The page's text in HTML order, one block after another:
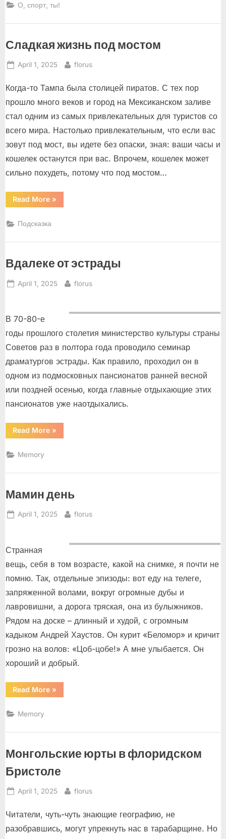
О, спорт, ты!
Сладкая жизнь под мостом
Posted
April 1, 2025 By
florus
Когда-то Тампа была столицей пиратов. С тех пор
прошло много веков и город на Мексиканском заливе
стал одним из самых привлекательных для туристов со
всего мира. Настолько привлекательным, что если вас
зовут под мост, вы идете без опаски, зная: ваши часы и
кошелек останутся при вас. Впрочем, кошелек может
сильно похудеть, потому что под мостом…
Read More“Сладкая
жизнь
»
Подсказка
Вдалеке от эстрады
Posted
April 1, 2025 By
florus
В 70-80-е
годы прошлого столетия министерство культуры страны
Советов раз в полтора года проводило семинар
драматургов эстрады. Как правило, проходил он в
одном из подмосковных пансионатов ранней весной
или поздней осенью, когда главные отдыхающие этих
пансионатов уже наотдыхались.
Read More“Вдалеке
от
»
Memory
Мамин день
Posted
April 1, 2025 By
florus
Странная
вещь, себя в том возрасте, какой на снимке, я почти не
помню. Так, отдельные эпизоды: вот еду на телеге,
запряженной волами, вокруг огромные дубы и
лавровишни, а дорога тряская, она из булыжников.
Рядом на доске – длинный и худой, с огромным
кадыком Андрей Хаустов. Он курит «Беломор» и кричит
грозно на волов: «Цоб-цобе!» А мне улыбается. Он
хороший и добрый.
Read More“Мамин
день”
»
Memory
Монгольские юрты в флоридском
Бристоле
Posted
April 1, 2025 By
florus
Читатели, чуть-чуть знающие географию, не
разобравшись, могут упрекнуть нас в тарабарщине. Но